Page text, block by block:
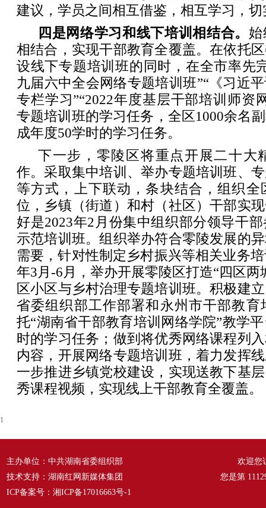
建议，学员之间相互借鉴，相互学习，
四是网络学习和线下培训相结合。 始
相结合，实现干部教育全覆盖。在依托
设线下专题培训班的同时，在全市率先
九届六中全会网络专题培训班”“《习近
专栏学习”“2022年度基层干部培训师资
专题培训班的学习任务，全区1000余名
成年度50学时的学习任务。
下一步，零陵区将重点开展二十大
作。采取集中培训、举办专题培训班、
等方式，上下联动，条块结合，组织全
位，乡镇（街道）和村（社区）干部实
好是2023年2月份集中组织部分领导干
示范培训班。组织举办符合零陵发展的
需要，针对性制定乡村振兴等相关业务
年3月-6月，举办开展零陵区打造“四区两
区小区与乡村治理专题培训班。积极建
省委组织部工作部署和永州市干部教育
托“湖南省干部教育培训网络学院”教学
时的学习任务；做到将优秀网络课程列
内容，开展网络专题培训班，着力发挥
一步推进乡镇党校建设，实现送教下基
秀课程视频，实现线上干部教育全覆盖。
1
主办单位：中共湖南省委组织部
技术支持：湖南红网新媒体集团
ICP备案号： 湘ICP备17016663号-1
欢迎您
您是第